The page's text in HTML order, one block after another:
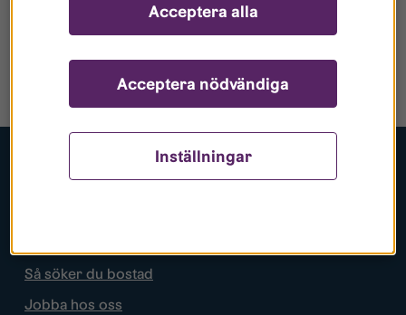
Populära sidor
Så söker du bostad
Jobba hos oss
Inställningar
Acceptera nödvändiga
Acceptera alla